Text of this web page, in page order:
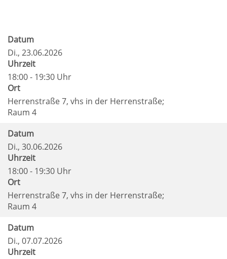
Datum
Di., 23.06.2026
Uhrzeit
18:00 - 19:30 Uhr
Ort
Herrenstraße 7, vhs in der Herrenstraße;
Raum 4
Datum
Di., 30.06.2026
Uhrzeit
18:00 - 19:30 Uhr
Ort
Herrenstraße 7, vhs in der Herrenstraße;
Raum 4
Datum
Di., 07.07.2026
Uhrzeit